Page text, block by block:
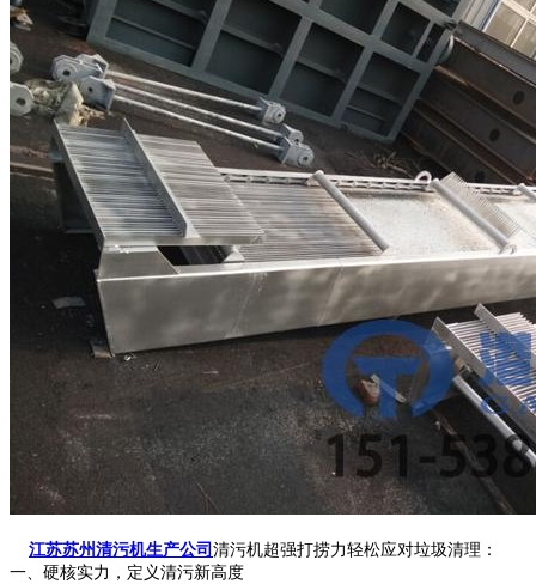
江苏苏州清污机生产公司 清污机超强打捞力轻松应对垃圾清理：
一、硬核实力，定义清污新高度